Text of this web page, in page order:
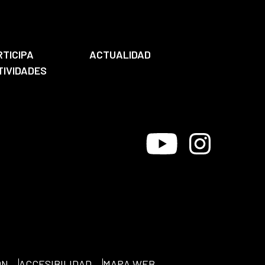
ACTUALIDAD
Youtube Instagram